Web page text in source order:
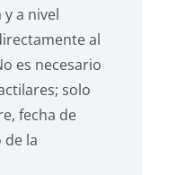
a nivel
al
es necesario
solo
fecha de
la